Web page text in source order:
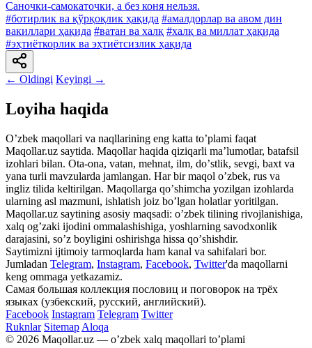
Саночки-самокаточки, а без коня нельзя.
#ботирлик ва қўрқоқлик ҳақида #амалдорлар ва авом дин
вакиллари ҳақида #ватан ва халқ #халқ ва миллат ҳақида
#эҳтиёткорлик ва эҳтиётсизлик ҳақида
← Oldingi Keyingi →
Loyiha haqida
Oʼzbek maqollari va naqllarining eng katta toʼplami faqat
Maqollar.uz saytida. Maqollar haqida qiziqarli maʼlumotlar, batafsil
izohlari bilan. Ota-ona, vatan, mehnat, ilm, doʼstlik, sevgi, baxt va
yana turli mavzularda jamlangan. Har bir maqol oʼzbek, rus va
ingliz tilida keltirilgan. Maqollarga qoʼshimcha yozilgan izohlarda
ularning asl mazmuni, ishlatish joiz boʼlgan holatlar yoritilgan.
Maqollar.uz saytining asosiy maqsadi: oʼzbek tilining rivojlanishiga,
xalq ogʼzaki ijodini ommalashishiga, yoshlarning savodxonlik
darajasini, soʼz boyligini oshirishga hissa qoʼshishdir.
Saytimizni ijtimoiy tarmoqlarda ham kanal va sahifalari bor.
Jumladan Telegram, Instagram, Facebook, Twitter'da maqollarni
keng ommaga yetkazamiz.
Самая большая коллекция пословиц и поговорок на трёх
языках (узбекский, русский, английский).
Facebook Instagram Telegram Twitter
Ruknlar Sitemap Aloqa
© 2026 Maqollar.uz — oʼzbek xalq maqollari toʼplami